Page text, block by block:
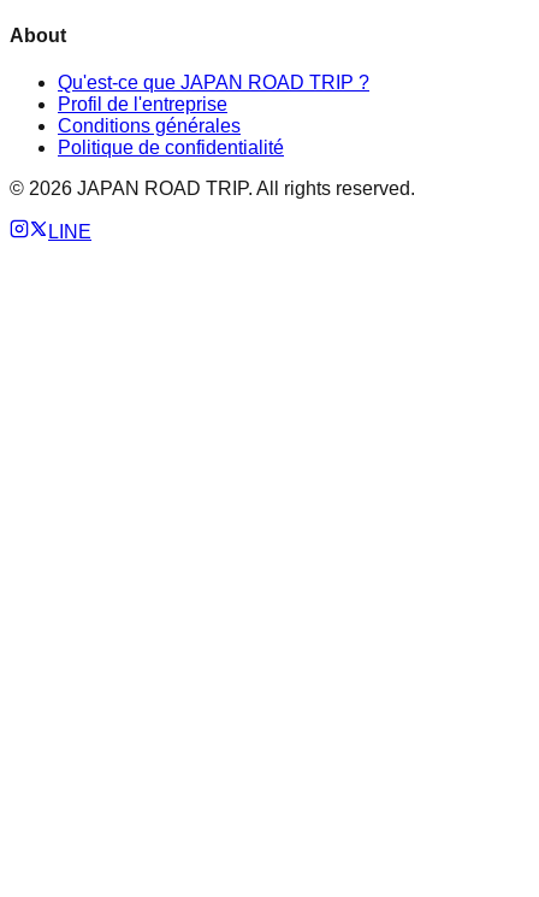
About
Qu'est-ce que JAPAN ROAD TRIP ?
Profil de l'entreprise
Conditions générales
Politique de confidentialité
© 2026 JAPAN ROAD TRIP. All rights reserved.
LINE